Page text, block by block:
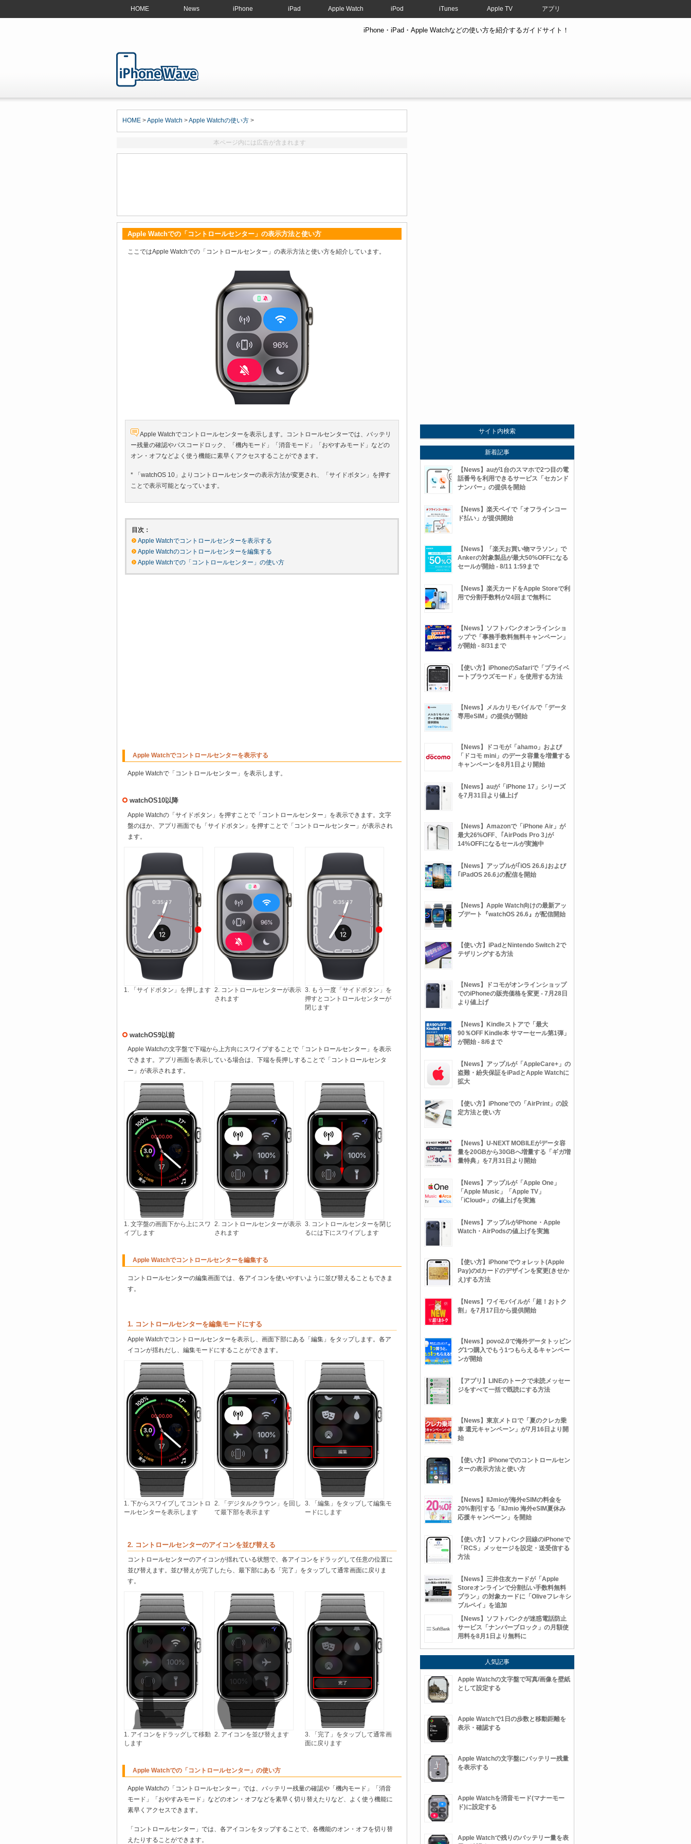
HOME News iPhone iPad Apple Watch iPod iTunes Apple TV アプリ
iPhone・iPad・Apple Watchなどの使い方を紹介するガイドサイト！
HOME >Apple Watch >Apple Watchの使い方 >
本ページ内には広告が含まれます
Apple Watchでの「コントロールセンター」の表示方法と使い方
ここではApple Watchでの「コントロールセンター」の表示方法と使い方を紹介しています。
Apple Watchでコントロールセンターを表示します。コントロールセンターでは、バッテリ
ー残量の確認やパスコードロック、「機内モード」「消音モード」「おやすみモード」などの
オン・オフなどよく使う機能に素早くアクセスすることができます。
* 「watchOS 10」よりコントロールセンターの表示方法が変更され、「サイドボタン」を押す
ことで表示可能となっています。
目次：
Apple Watchでコントロールセンターを表示する
Apple Watchのコントロールセンターを編集する
Apple Watchでの「コントロールセンター」の使い方
Apple Watchでコントロールセンターを表示する
Apple Watchで「コントロールセンター」を表示します。
watchOS10以降
Apple Watchの「サイドボタン」を押すことで「コントロールセンター」を表示できます。文字
盤のほか、アプリ画面でも「サイドボタン」を押すことで「コントロールセンター」が表示され
ます。
1. 「サイドボタン」を押します 2. コントロールセンターが表示
されます
3. もう一度「サイドボタン」を
押すとコントロールセンターが
閉じます
watchOS9以前
Apple Watchの文字盤で下端から上方向にスワイプすることで「コントロールセンター」を表示
できます。アプリ画面を表示している場合は、下端を長押しすることで「コントロールセンタ
ー」が表示されます。
1. 文字盤の画面下から上にスワ
イプします
2. コントロールセンターが表示
されます
3. コントロールセンターを閉じ
るには下にスワイプします
Apple Watchでコントロールセンターを編集する
コントロールセンターの編集画面では、各アイコンを使いやすいように並び替えることもできま
す。
1. コントロールセンターを編集モードにする
Apple Watchでコントロールセンターを表示し、画面下部にある「編集」をタップします。各ア
イコンが揺れだし、編集モードにすることができます。
1. 下からスワイプしてコントロ
ールセンターを表示します
2. 「デジタルクラウン」を回し
て最下部を表示ます
3. 「編集」をタップして編集モ
ードにします
2. コントロールセンターのアイコンを並び替える
コントロールセンターのアイコンが揺れている状態で、各アイコンをドラッグして任意の位置に
並び替えます。並び替えが完了したら、最下部にある「完了」をタップして通常画面に戻りま
す。
1. アイコンをドラッグして移動
します
2. アイコンを並び替えます
3. 「完了」をタップして通常画
面に戻ります
Apple Watchでの「コントロールセンター」の使い方
Apple Watchの「コントロールセンター」では、バッテリー残量の確認や「機内モード」「消音
モード」「おやすみモード」などのオン・オフなどを素早く切り替えたりなど、よく使う機能に
素早くアクセスできます。
「コントロールセンター」では、各アイコンをタップすることで、各機能のオン・オフを切り替
えたりすることができます。
サイト内検索
新着記事
【News】auが1台のスマホで2つ目の電
話番号を利用できるサービス「セカンド
ナンバー」の提供を開始
【News】楽天ペイで「オフラインコー
ド払い」が提供開始
【News】「楽天お買い物マラソン」で
Ankerの対象製品が最大50%OFFになる
セールが開始 - 8/11 1:59まで
【News】楽天カードをApple Storeで利
用で分割手数料が24回まで無料に
【News】ソフトバンクオンラインショ
ップで「事務手数料無料キャンペーン」
が開始 - 8/31まで
【使い方】iPhoneのSafariで「プライベ
ートブラウズモード」を使用する方法
【News】メルカリモバイルで「データ
専用eSIM」の提供が開始
【News】ドコモが「ahamo」および
「ドコモ mini」のデータ容量を増量する
キャンペーンを8月1日より開始
【News】auが「iPhone 17」シリーズ
を7月31日より値上げ
【News】Amazonで「iPhone Air」が
最大26%OFF、｢AirPods Pro 3｣が
14%OFFになるセールが実施中
【News】アップルが｢iOS 26.6｣および
｢iPadOS 26.6｣の配信を開始
【News】Apple Watch向けの最新アッ
プデート『watchOS 26.6』が配信開始
【使い方】iPadとNintendo Switch 2で
テザリングする方法
【News】ドコモがオンラインショップ
でのiPhoneの販売価格を変更 - 7月28日
より値上げ
【News】Kindleストアで「最大
90％OFF Kindle本 サマーセール第1弾」
が開始 - 8/6まで
【News】アップルが「AppleCare+」の
盗難・紛失保証をiPadとApple Watchに
拡大
【使い方】iPhoneでの「AirPrint」の設
定方法と使い方
【News】U-NEXT MOBILEがデータ容
量を20GBから30GBへ増量する「ギガ増
量特典」を7月31日より開始
【News】アップルが「Apple One」
「Apple Music」「Apple TV」
「iCloud+」の値上げを実施
【News】アップルがiPhone・Apple
Watch・AirPodsの値上げを実施
【使い方】iPhoneでウォレット(Apple
Pay)のdカードのデザインを変更(きせか
え)する方法
【News】ワイモバイルが「超！おトク
割」を7月17日から提供開始
【News】povo2.0で海外データトッピン
グ1つ購入でもう1つもらえるキャンペー
ンが開始
【アプリ】LINEのトークで未読メッセー
ジをすべて一括で既読にする方法
【News】東京メトロで「夏のクレカ乗
車 還元キャンペーン」が7月16日より開
始
【使い方】iPhoneでのコントロールセン
ターの表示方法と使い方
【News】IIJmioが海外eSIMの料金を
20%割引する「IIJmio 海外eSIM夏休み
応援キャンペーン」を開始
【使い方】ソフトバンク回線のiPhoneで
「RCS」メッセージを設定・送受信する
方法
【News】三井住友カードが「Apple
Storeオンラインで分割払い手数料無料
プラン」の対象カードに「Oliveフレキシ
ブルペイ」を追加
【News】ソフトバンクが迷惑電話防止
サービス「ナンバーブロック」の月額使
用料を8月1日より無料に
人気記事
Apple Watchの文字盤で写真/画像を壁紙
として設定する
Apple Watchで1日の歩数と移動距離を
表示・確認する
Apple Watchの文字盤にバッテリー残量
を表示する
Apple Watchを消音モード(マナーモー
ド)に設定する
Apple Watchで残りのバッテリー量を表